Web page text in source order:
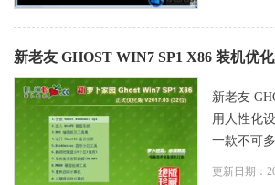
新老友 GHOST WIN7 SP1 X86 装机优
新老友
用人性化
一款不可
更新日期：